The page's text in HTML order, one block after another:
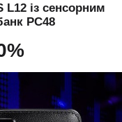
L12 із сенсорним
PC48